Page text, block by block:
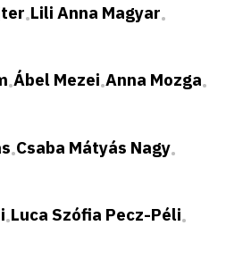
•Lili Anna Magyar•
•Ábel Mezei•Anna Mozga•
•Csaba Mátyás Nagy•
•Luca Szófia Pecz-Péli•